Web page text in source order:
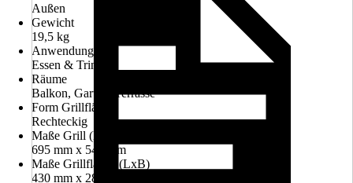
Außen
Gewicht
19,5 kg
Anwendung
Essen & Trinken
Räume
Balkon, Garten, Terrasse
Form Grillfläche
Rechteckig
Maße Grill (LxB)
695 mm x 545 mm
Maße Grillfläche (LxB)
430 mm x 280 mm